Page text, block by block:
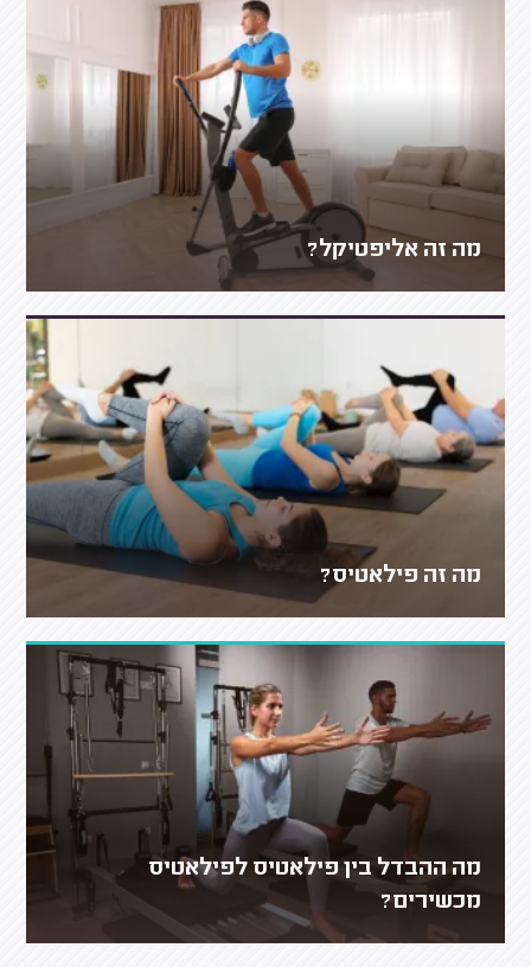
מה זה אליפטיקל?
מה זה פילאטיס?
מה ההבדל בין פילאטיס לפילאטיס
מכשירים?